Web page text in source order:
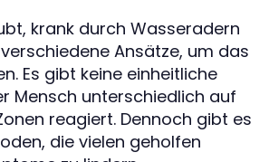
krank durch Wasseradern
Ansätze, um das
Es gibt keine einheitliche
Mensch unterschiedlich auf
reagiert. Dennoch gibt es
die vielen geholfen